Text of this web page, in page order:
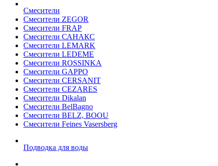
Смесители
Смесители ZEGOR
Смесители FRAP
Смесители САНАКС
Смесители LEMARK
Смесители LEDEME
Смесители ROSSINKA
Смесители GAPPO
Смесители CERSANIT
Смесители CEZARES
Смесители Dikalan
Смесители BelBagno
Смесители BELZ, BOOU
Смесители Feines Vasersberg
Подводка для воды